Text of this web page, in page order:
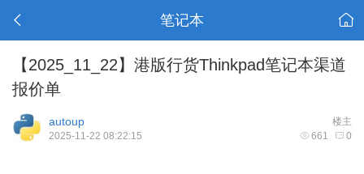
笔记本
【2025_11_22】港版行货Thinkpad笔记本渠道
报价单
楼主
autoup
661 0
2025-11-22 08:22:15